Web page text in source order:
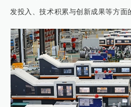
发投入、技术积累与创新成果等方面